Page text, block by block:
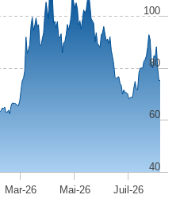
Mar-26 Mai-26 Juil-26
40
60
80
100